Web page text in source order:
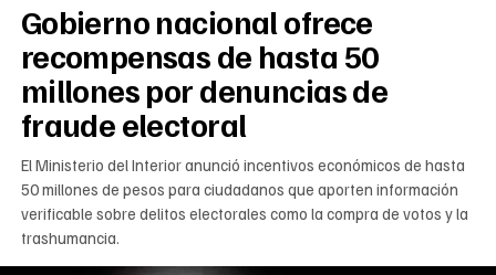
Gobierno nacional ofrece
recompensas de hasta 50
millones por denuncias de
fraude electoral
El Ministerio del Interior anunció incentivos económicos de hasta
50 millones de pesos para ciudadanos que aporten información
verificable sobre delitos electorales como la compra de votos y la
trashumancia.